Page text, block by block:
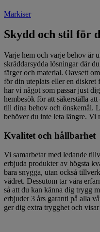
Markiser
Skydd och stil för
Varje hem och varje behov är
skräddarsydda lösningar där
färger och material. Oavsett
för din uteplats eller en diskret
har vi något som passar just
hembesök för att säkerställa
till dina behov och önskemål.
behöver du inte leta längre. Vi
Kvalitet och hållbarhet
Vi samarbetar med ledande
erbjuda produkter av högsta
bara snygga, utan också
vädret. Dessutom tar våra
så att du kan känna dig trygg
erbjuder 3 års garanti på alla
ger dig extra trygghet och